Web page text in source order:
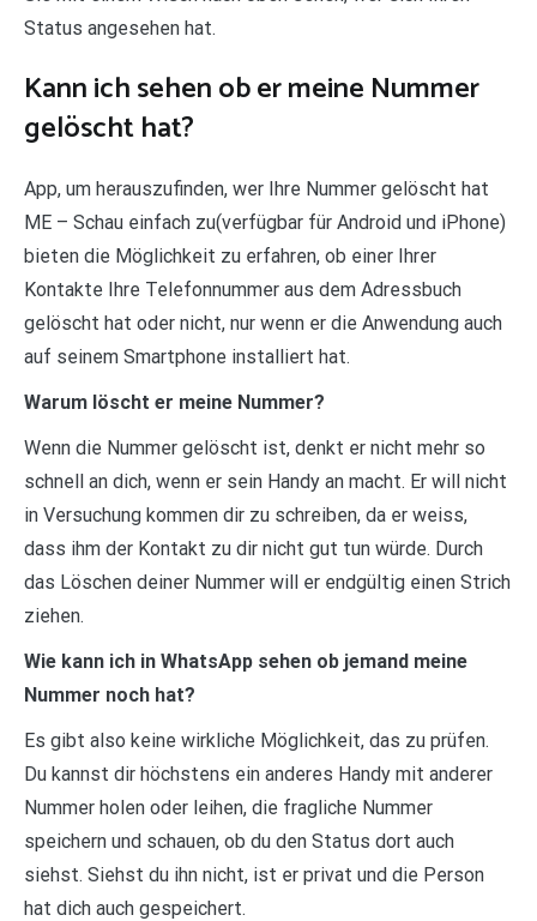
Status angesehen hat.
Kann ich sehen ob er meine Nummer
gelöscht hat?
App, um herauszufinden, wer Ihre Nummer gelöscht hat
ME – Schau einfach zu(verfügbar für Android und iPhone)
bieten die Möglichkeit zu erfahren, ob einer Ihrer
Kontakte Ihre Telefonnummer aus dem Adressbuch
gelöscht hat oder nicht, nur wenn er die Anwendung auch
auf seinem Smartphone installiert hat.
Warum löscht er meine Nummer?
Wenn die Nummer gelöscht ist, denkt er nicht mehr so
schnell an dich, wenn er sein Handy an macht. Er will nicht
in Versuchung kommen dir zu schreiben, da er weiss,
dass ihm der Kontakt zu dir nicht gut tun würde. Durch
das Löschen deiner Nummer will er endgültig einen Strich
ziehen.
Wie kann ich in WhatsApp sehen ob jemand meine
Nummer noch hat?
Es gibt also keine wirkliche Möglichkeit, das zu prüfen.
Du kannst dir höchstens ein anderes Handy mit anderer
Nummer holen oder leihen, die fragliche Nummer
speichern und schauen, ob du den Status dort auch
siehst. Siehst du ihn nicht, ist er privat und die Person
hat dich auch gespeichert.